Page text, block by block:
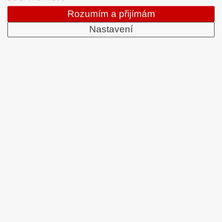
Od roku 1992 dodáváme systémy pro čtení a tisk
čárových kódů: snímače čárových kódů, tiskárny karet
a etiket, mobilní terminály, aplikátory etiket, systémy
Rozumím a přijímám
Nastavení